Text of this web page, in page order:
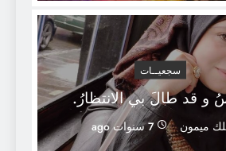
سجعيــات
و قد طالَ بي الانتظارُ.
ميمون 7 سنوات ago